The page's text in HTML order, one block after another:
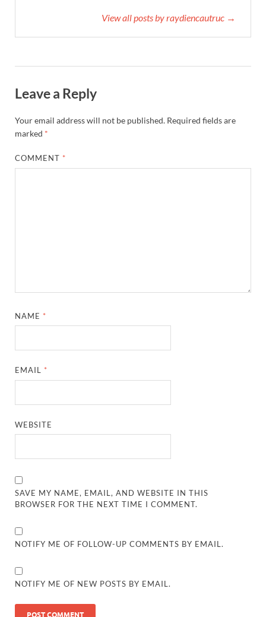
View all posts by raydiencautruc →
Leave a Reply
Your email address will not be published. Required fields are
marked *
COMMENT *
NAME *
EMAIL *
WEBSITE
SAVE MY NAME, EMAIL, AND WEBSITE IN THIS
BROWSER FOR THE NEXT TIME I COMMENT.
NOTIFY ME OF FOLLOW-UP COMMENTS BY EMAIL.
NOTIFY ME OF NEW POSTS BY EMAIL.